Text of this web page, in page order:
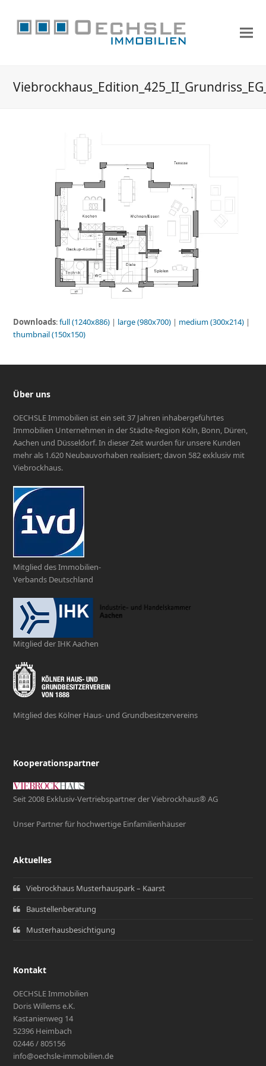
Downloads:full (1240x886) | large (980x700) | medium (300x214) |
thumbnail (150x150)
Über uns
OECHSLE Immobilien ist ein seit 37 Jahren inhabergeführtes
Immobilien Unternehmen in der Städte-Region Köln, Bonn, Düren,
Aachen und Düsseldorf. In dieser Zeit wurden für unsere Kunden
mehr als 1.620 Neubauvorhaben realisiert; davon 582 exklusiv mit
Viebrockhaus.
Mitglied des Immobilien-
Verbands Deutschland
Mitglied der IHK Aachen
Mitglied des Kölner Haus- und Grundbesitzervereins
Kooperationspartner
Seit 2008 Exklusiv-Vertriebspartner der Viebrockhaus® AG
Unser Partner für hochwertige Einfamilienhäuser
Aktuelles
Viebrockhaus Musterhauspark – Kaarst
Baustellenberatung
Musterhausbesichtigung
Kontakt
OECHSLE Immobilien
Doris Willems e.K.
Kastanienweg 14
52396 Heimbach
02446 / 805156
info@oechsle-immobilien.de